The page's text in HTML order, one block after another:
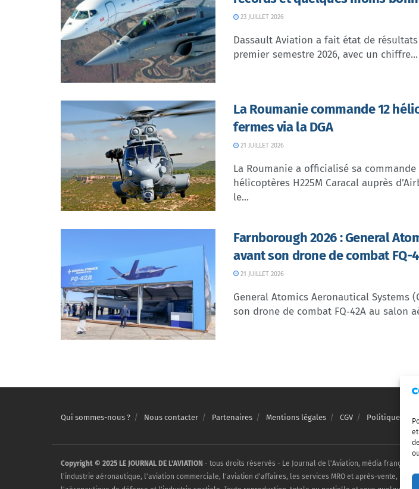
23 JUILLET 2026
Dassault Aviation a fait état de
premier semestre 2026, avec un chiffre...
La Roumanie commande 12
fermes via la DGA
21 JUILLET 2026
La Roumanie a officialisé sa commande
hélicoptères H225M Caracal auprès
le...
Farnborough 2026 : General
avant son drone de combat FQ-
21 JUILLET 2026
General Atomics Aeronautical Systems
son drone de combat FQ‑42A au salon
Qui sommes-nous ? Nous contacter Partenaires Mentions légales CGV Politique de
Copyright © 2025 LE JOURNAL DE L'AVIATION - tous droits réservés - Le Journal de l'Aviation, média français
l'industrie aéronautique, l'aviation commerciale, l'aviation d'affaires, les services MRO et après-vente, le